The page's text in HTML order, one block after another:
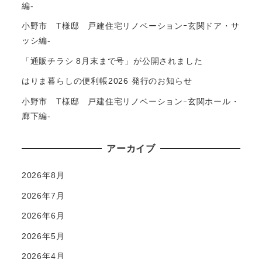
編-
小野市 T様邸 戸建住宅リノベーションｰ玄関ドア・サ
ッシ編-
「通販チラシ 8月末まで号」が公開されました
はりま暮らしの便利帳2026 発行のお知らせ
小野市 T様邸 戸建住宅リノベーションｰ玄関ホール・
廊下編-
アーカイブ
2026年8月
2026年7月
2026年6月
2026年5月
2026年4月